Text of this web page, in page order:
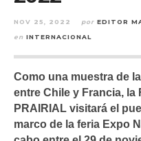
NOV 25, 2022 por EDITOR
en INTERNACIONAL
Como una muestra de
entre Chile y Francia, la
PRAIRIAL visitará el
marco de la feria Expo